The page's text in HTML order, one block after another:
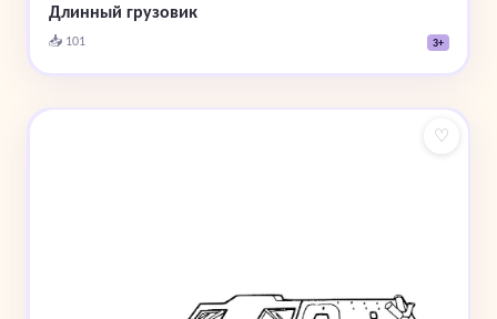
Длинный грузовик
📥 101 3+
♡